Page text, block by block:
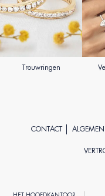
Trouwringen
CONTACT